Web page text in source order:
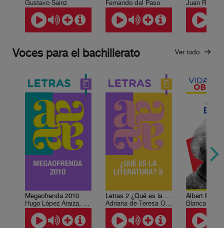
Gustavo Sainz
Fernando del Paso
Voces para el bachillerato Ver todo
Megaofrenda 2010
Hugo López Araiza, Yair Yañéz
Letras 2 ¿Qué es la literatura? II
Adriana de Teresa Ochoa, Leda Rendón
Albert